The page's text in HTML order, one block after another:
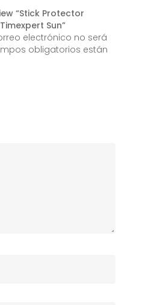
“Stick Protector
Sun”
electrónico no será
obligatorios están
Tienda
Servicios
Contacto